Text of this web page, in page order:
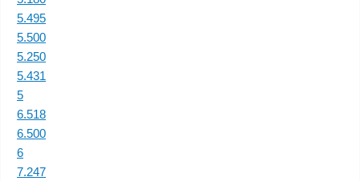
5.495
5.500
5.250
5.431
5
6.518
6.500
6
7.247